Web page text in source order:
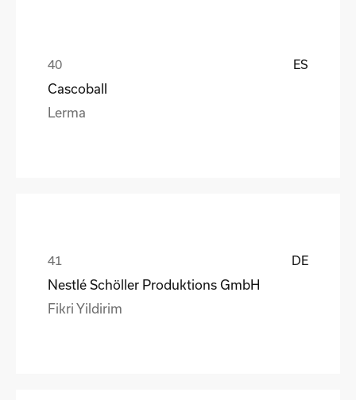
ES
Cascoball
Lerma
DE
Nestlé Schöller Produktions GmbH
Fikri Yildirim